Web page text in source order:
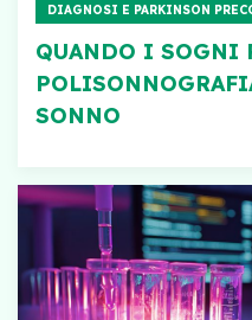
DIAGNOSI E PARKINSON
QUANDO I SOGNI
SONNO